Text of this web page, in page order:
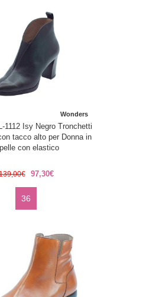
Wonders
1112 Isy Negro Tronchetti
tacco alto per Donna in
pelle con elastico
97,30€
36